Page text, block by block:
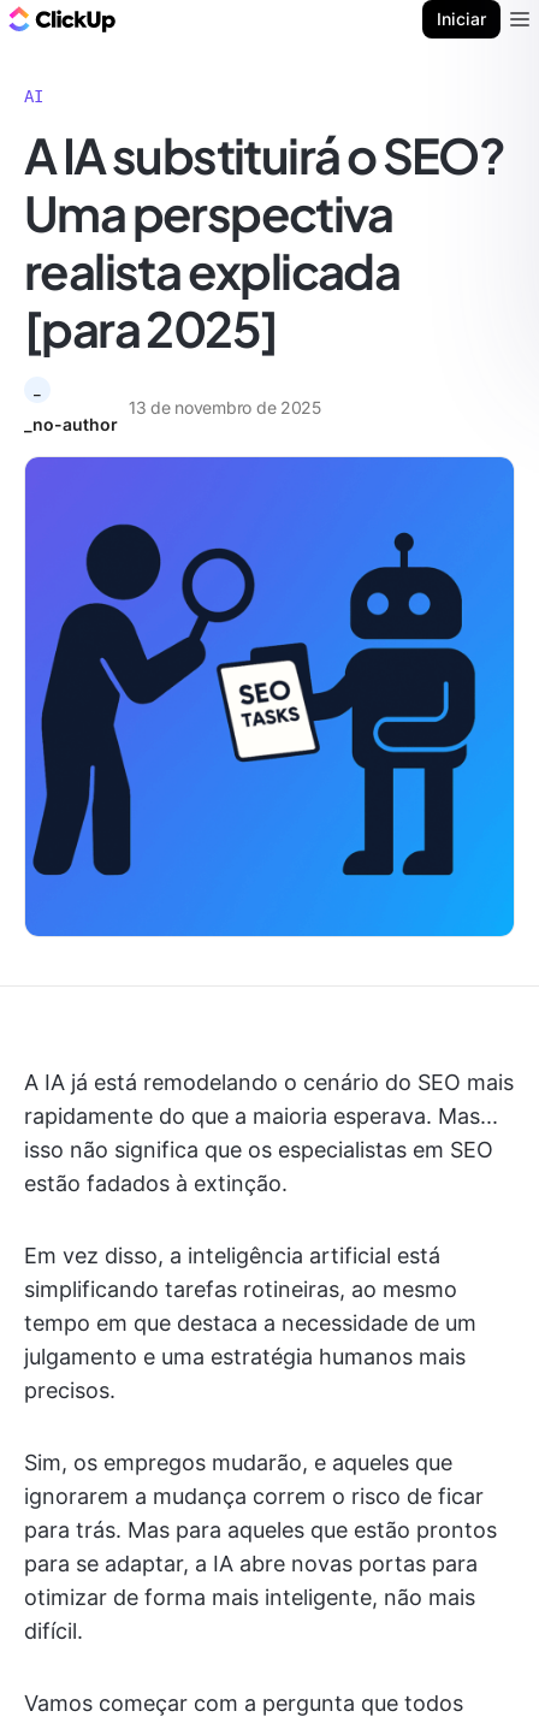
Iniciar
AI
A IA substituirá o SEO?
Uma perspectiva
realista explicada
[para 2025]
_no-author
13 de novembro de 2025
A IA já está remodelando o cenário do SEO mais
rapidamente do que a maioria esperava. Mas...
isso não significa que os especialistas em SEO
estão fadados à extinção.
Em vez disso, a inteligência artificial está
simplificando tarefas rotineiras, ao mesmo
tempo em que destaca a necessidade de um
julgamento e uma estratégia humanos mais
precisos.
Sim, os empregos mudarão, e aqueles que
ignorarem a mudança correm o risco de ficar
para trás. Mas para aqueles que estão prontos
para se adaptar, a IA abre novas portas para
otimizar de forma mais inteligente, não mais
difícil.
Vamos começar com a pergunta que todos